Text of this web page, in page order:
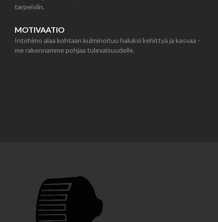
tarpeisiin.
MOTIVAATIO
Intohimo alaa kohtaan kulminoituu haluksi kehittyä ja kasvaa -
me rakennamme pohjaa tulevaisuudelle.